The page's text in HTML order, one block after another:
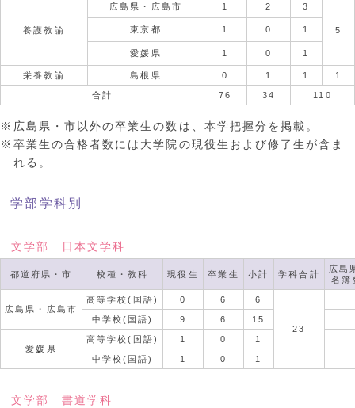
養護教諭
広島県・広島市 1 2 3
5
東京都 1 0 1
愛媛県 1 0 1
栄養教諭 島根県 0 1 1 1
合計 76 34 110
広島県・市以外の卒業生の数は、本学把握分を掲載。
卒業生の合格者数には大学院の現役生および修了生が含ま
れる。
学部学科別
文学部 日本文学科
都道府県・市 校種・教科 現役生 卒業生 小計 学科合計
広島
名簿
広島県・広島市
高等学校(国語) 0 6 6
23
中学校(国語) 9 6 15
愛媛県
高等学校(国語) 1 0 1
中学校(国語) 1 0 1
文学部 書道学科